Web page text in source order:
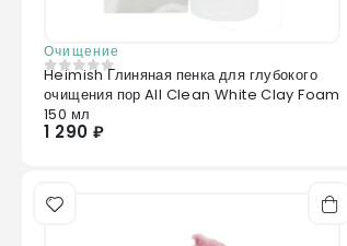
Очищение
0из 5
Heimish Глиняная пенка для глубокого
очищения пор All Clean White Clay Foam
150 мл
1 290 ₽